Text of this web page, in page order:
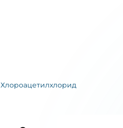
Хлороацетилхлорид